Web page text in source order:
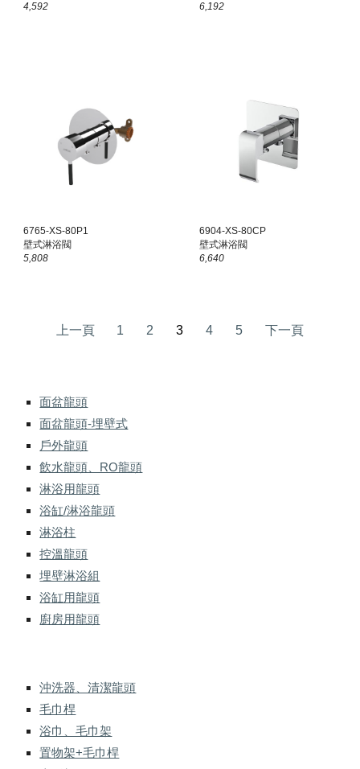
4,592
6,192
6765-XS-80P1
壁式淋浴閥
5,808
6904-XS-80CP
壁式淋浴閥
6,640
上一頁 1 2 3 4 5 下一頁
面盆龍頭
面盆龍頭-埋壁式
戶外龍頭
飲水龍頭、RO龍頭
淋浴用龍頭
浴缸/淋浴龍頭
淋浴柱
控溫龍頭
埋壁淋浴組
浴缸用龍頭
廚房用龍頭
沖洗器、清潔龍頭
毛巾桿
浴巾、毛巾架
置物架+毛巾桿